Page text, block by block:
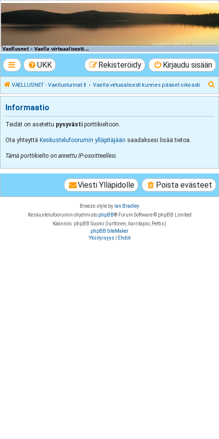
VAELLUSNET -
Vaellusturinat II
UKK Kirjaudu sisään
Rekisteröidy
VAELLUSNET - Vaellusturinat II Vaella virtuaalisesti kunnes pääset oikeasti
t
Informaatio
Teidät on asetettu pysyvästi porttikieltoon.
Ota yhteyttä Keskustelufoorumin ylläpitäjään saadaksesi lisää tietoa.
Tämä porttikielto on annettu IP-osoitteellesi.
Poista evästeet
Viesti Ylläpidolle
Breeze style by Ian Bradley
Keskustelufoorumin ohjelmisto phpBB® Forum Software © phpBB Limited
Käännös: phpBB Suomi (lurttinen, harritapio, Pettis)
phpBB SiteMaker
Yksityisyys
Ehdot